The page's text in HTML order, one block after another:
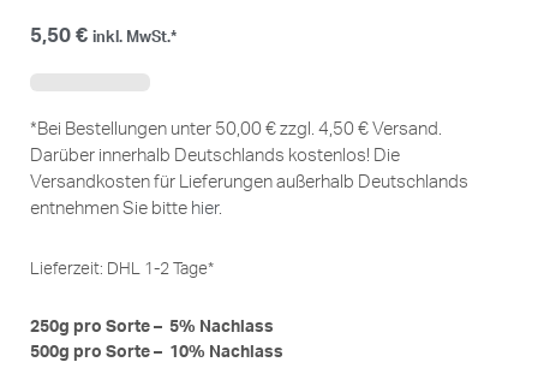
5,50 € inkl. MwSt.*
*Bei Bestellungen unter 50,00 € zzgl. 4,50 € Versand.
Darüber innerhalb Deutschlands kostenlos! Die
Versandkosten für Lieferungen außerhalb Deutschlands
entnehmen Sie bitte hier.
Lieferzeit: DHL 1-2 Tage*
250g pro Sorte – 5% Nachlass
500g pro Sorte – 10% Nachlass